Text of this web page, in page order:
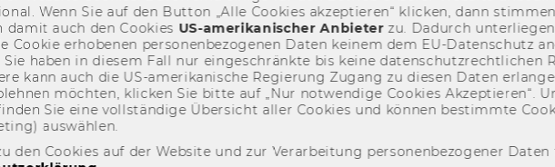
ERP - Enterprise and Resource Management
Wenn Sie auf den But­ton „Alle Coo­kies ak­zep­tie­ren“ kli­cken, dann
damit auch den Coo­kies US-​amerikanischer An­bie­terzu. Da­durch
Coo­kie er­ho­be­nen per­so­nen­be­zo­ge­nen Daten kei­nem dem EU-​Datenschutz
Sie haben in die­sem Fall nur ein­ge­schränk­te bis keine da­ten­schutz­recht­li­chen
kann auch die US-​amerikanische Re­gie­rung Zu­gang zu die­sen Daten
möch­ten, kli­cken Sie bitte auf „Nur not­wen­di­ge Coo­kies Ak­zep­tie­ren“.
Sie eine voll­stän­di­ge Über­sicht aller Coo­kies und kön­nen be­stimm­te
aus­wäh­len.
den Cookies auf der Website und zur Verarbeitung personenbezogener Daten